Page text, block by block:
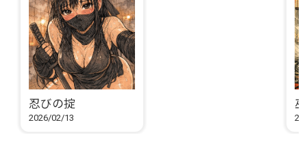
忍びの掟
2026/02/13